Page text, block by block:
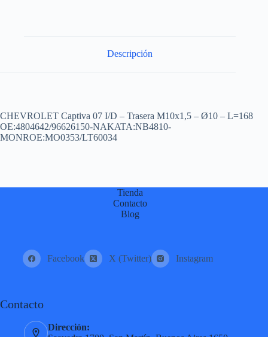
Descripción
CHEVROLET Captiva 07 I/D – Trasera M10x1,5 – Ø10 – L=168
OE:4804642/96626150-NAKATA:NB4810-
MONROE:MO0353/LT60034
Tienda
Contacto
Blog
Facebook X (Twitter) Instagram
Contacto
Dirección: